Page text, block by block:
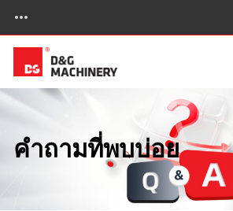
คำถามที่พบบ่อย